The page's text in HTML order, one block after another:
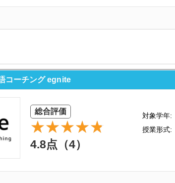
コーチング egnite
総合評価
4.8点（4）
対象学年:
授業形式: